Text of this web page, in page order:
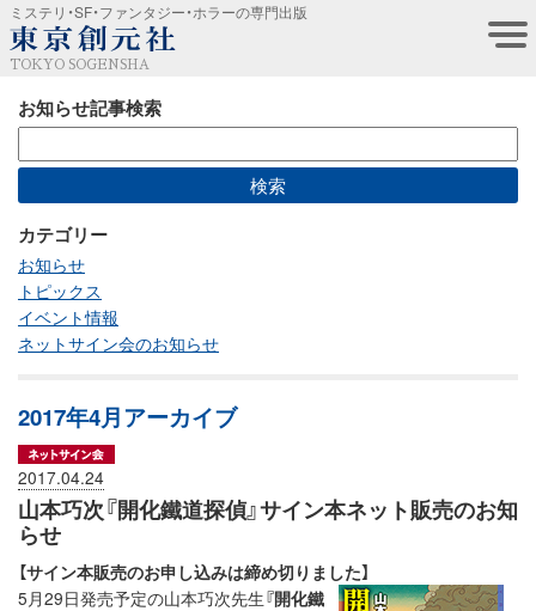
ミステリ・SF・ファンタジー・ホラーの専門出版
TOKYO SOGENSHA
お知らせ記事検索
カテゴリー
お知らせ
トピックス
イベント情報
ネットサイン会のお知らせ
2017年4月アーカイブ
2017.04.24
山本巧次『開化鐵道探偵』サイン本ネット販売のお知
らせ
【サイン本販売のお申し込みは締め切りました】
5月29日発売予定の山本巧次先生『開化鐵